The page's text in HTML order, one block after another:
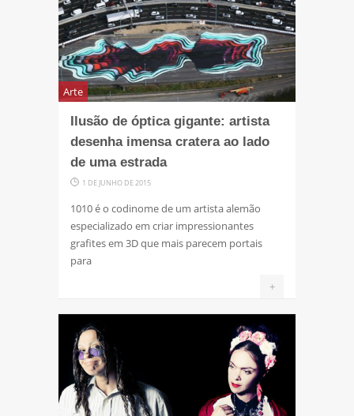
Arte
Ilusão de óptica gigante: artista
desenha imensa cratera ao lado
de uma estrada
1 DE JUNHO DE 2015
1010 é o codinome de um artista alemão
especializado em criar impressionantes
grafites em 3D que mais parecem portais
para
+